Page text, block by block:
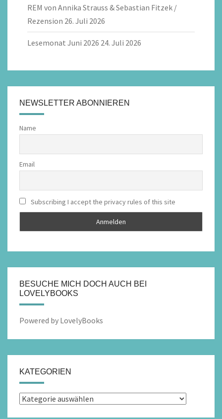
REM von Annika Strauss & Sebastian Fitzek /
Rezension 26. Juli 2026
Lesemonat Juni 2026 24. Juli 2026
NEWSLETTER ABONNIEREN
Name
Email
Subscribing I accept the privacy rules of this site
BESUCHE MICH DOCH AUCH BEI
LOVELYBOOKS
Powered by LovelyBooks
KATEGORIEN
Kategorien